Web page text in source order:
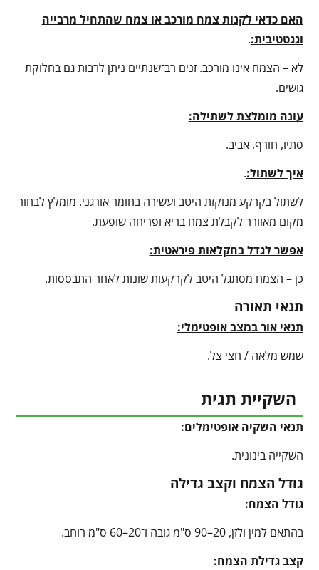
האם כדאי לקנות צמח מורכב או צמח שהתחיל מרבייה
וגגטטיבית:.
לא – הצמח אינו מורכב. זנים רב־שנתיים ניתן לרבות גם בחלוקת
גושים.
עונה מומלצת לשתילה:
סתיו, חורף, אביב.
איך לשתול:.
לשתול בקרקע מנוקזת היטב ועשירה בחומר אורגני. מומלץ לבחור
מקום מאוורר לקבלת צמח בריא ופריחה שופעת.
אפשר לגדל בחקלאות פיראטית:
כן – הצמח מסתגל היטב לקרקעות שונות לאחר התבססות.
תנאי תאורה
תנאי אור במצב אופטימלי:
שמש מלאה / חצי צל.
השקיית תגית
תנאי השקיה אופטימלים:
השקייה בינונית.
גודל הצמח וקצב גדילה
גודל הצמח:
בהתאם למין ולזן, 20–90 ס"מ גובה ו־20–60 ס"מ רוחב.
קצב גדילת הצמח: